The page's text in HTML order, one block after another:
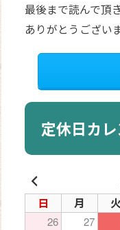
最後まで読んで頂
ありがとうござい
定休日カ
日 月
26 27